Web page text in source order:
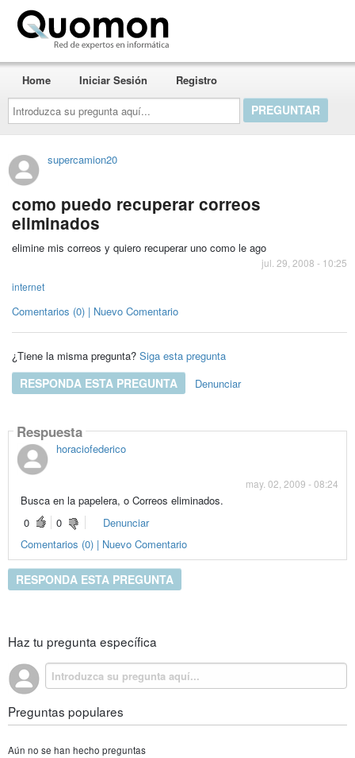
Introduzca
su
pregunta
aquí...
Home Iniciar Sesión Registro
supercamion20
como puedo recuperar correos
eliminados
elimine mis correos y quiero recuperar uno como le ago
jul. 29, 2008 - 10:25
internet
Comentarios (0) | Nuevo Comentario
¿Tiene la misma pregunta? Siga esta pregunta
RESPONDA ESTA PREGUNTA Denunciar
Respuesta
horaciofederico
may. 02, 2009 - 08:24
Busca en la papelera, o Correos eliminados.
0
0
Denunciar
Comentarios (0) | Nuevo Comentario
RESPONDA ESTA PREGUNTA
Haz tu pregunta específica
Preguntas populares
Aún no se han hecho preguntas